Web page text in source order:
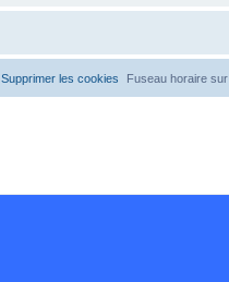
Fuseau horaire sur
Supprimer les cookies